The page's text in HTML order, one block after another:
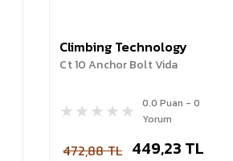
Climbing Technology
Ct 10 Anchor Bolt Vida
0.0 Puan - 0
Yorum
472,88 TL 449,23 TL